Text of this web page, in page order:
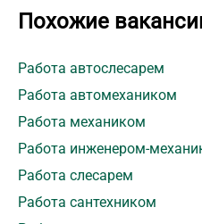
Похожие
Работа автослесарем
Работа автомехаником
Работа механиком
Работа инженером-
Работа слесарем
Работа сантехником